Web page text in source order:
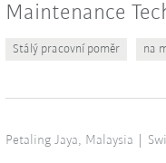
Maintenance
Stálý pracovní poměr na
Petaling Jaya, Malaysia